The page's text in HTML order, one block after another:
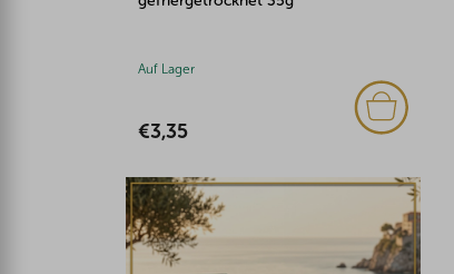
Auf Lager
€3,35